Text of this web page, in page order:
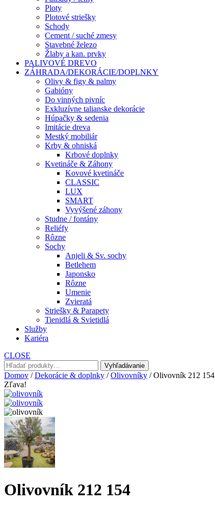
Ploty
Plotové striešky
Schody
Cement / suché zmesy
Stavebné železo
Žlaby a kan. prvky
PALIVOVÉ DREVO
ZÁHRADA/DEKORÁCIE/DOPLNKY
Olivy & figy & palmy
Gabióny
Do vinných pivníc
Exkluzívne talianske dekorácie
Húpačky & sedenia
Imitácie dreva
Mestký mobiliár
Krby & ohniská
Krbové doplnky
Kvetináče & Záhony
Kovové kvetináče
CLASSIC
LUX
SMART
Vyvýšené záhony
Studne / fontány
Reliéfy
Rôzne
Sochy
Anjeli & Sv. sochy
Betlehem
Japonsko
Rôzne
Umenie
Zvieratá
Striešky & Parapety
Tienidlá & Svietidlá
Služby
Kariéra
CLOSE
Hľadať:
Vyhľadávanie
Domov /Dekorácie & doplnky /Olivovníky / Olivovník 212 154
Zľava!
Olivovník 212 154